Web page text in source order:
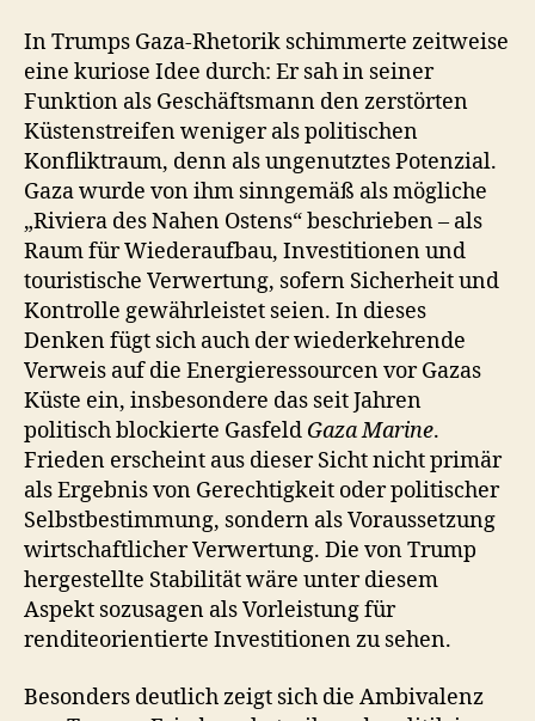
In Trumps Gaza-Rhetorik schimmerte zeitweise
eine kuriose Idee durch: Er sah in seiner
Funktion als Geschäftsmann den zerstörten
Küstenstreifen weniger als politischen
Konfliktraum, denn als ungenutztes Potenzial.
Gaza wurde von ihm sinngemäß als mögliche
„Riviera des Nahen Ostens“ beschrieben – als
Raum für Wiederaufbau, Investitionen und
touristische Verwertung, sofern Sicherheit und
Kontrolle gewährleistet seien. In dieses
Denken fügt sich auch der wiederkehrende
Verweis auf die Energieressourcen vor Gazas
Küste ein, insbesondere das seit Jahren
politisch blockierte Gasfeld Gaza Marine.
Frieden erscheint aus dieser Sicht nicht primär
als Ergebnis von Gerechtigkeit oder politischer
Selbstbestimmung, sondern als Voraussetzung
wirtschaftlicher Verwertung. Die von Trump
hergestellte Stabilität wäre unter diesem
Aspekt sozusagen als Vorleistung für
renditeorientierte Investitionen zu sehen.
Besonders deutlich zeigt sich die Ambivalenz